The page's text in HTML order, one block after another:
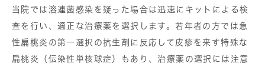
当院では溶連菌感染を疑った場合は迅速にキットによる検
査を行い、適正な治療薬を選択します。若年者の方では急
性扁桃炎の第一選択の抗生剤に反応して皮疹を来す特殊な
扁桃炎（伝染性単核球症）もあり、治療薬の選択には注意